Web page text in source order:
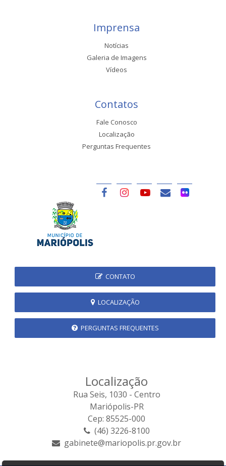
Imprensa
Notícias
Galeria de Imagens
Vídeos
Contatos
Fale Conosco
Localização
Perguntas Frequentes
CONTATO
LOCALIZAÇÃO
PERGUNTAS FREQUENTES
Localização
Rua Seis, 1030 - Centro
Mariópolis-PR
Cep: 85525-000
(46) 3226-8100
gabinete@mariopolis.pr.gov.br